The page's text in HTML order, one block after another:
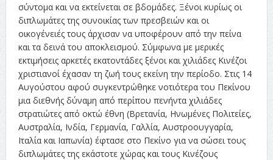
σύντομα και να εκτείνεται σε βδομάδες. Ξένοι κυρίως οι
διπλωμάτες της συνοικίας των πρεσβειών και οι
οικογένειές τους άρχισαν να υποφέρουν από την πείνα
και τα δεινά του αποκλεισμού. Σύμφωνα με μερικές
εκτιμήσεις αρκετές εκατοντάδες ξένοι και χιλιάδες Κινέζοι
χριστιανοί έχασαν τη ζωή τους εκείνη την περίοδο. Στις 14
Αυγούστου αφού συγκεντρώθηκε νοτιότερα του Πεκίνου
μια διεθνής δύναμη από περίπου πενήντα χιλιάδες
στρατιώτες από οκτώ έθνη (Βρετανία, Ηνωμένες Πολιτείες,
Αυστραλία, Ινδία, Γερμανία, Γαλλία, Αυστροουγγαρία,
Ιταλία και Ιαπωνία) έφτασε στο Πεκίνο για να σώσει τους
διπλωμάτες της εκάστοτε χώρας και τους Κινέζους